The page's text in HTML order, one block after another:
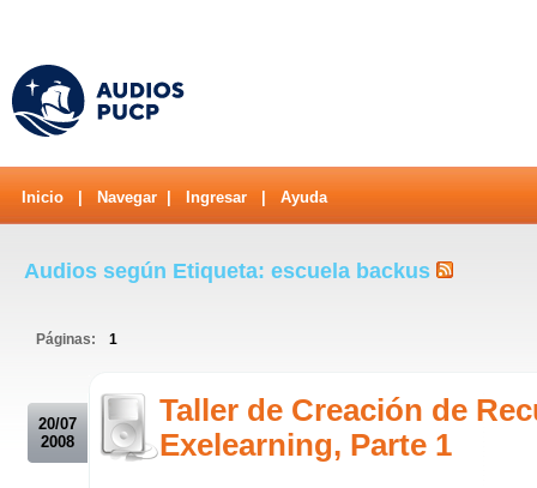
Inicio Navegar Ingresar Ayuda
Audios según Etiqueta: escuela backus
Páginas: 1
20/07
2008
Taller de Creación de
Exelearning, Parte 1